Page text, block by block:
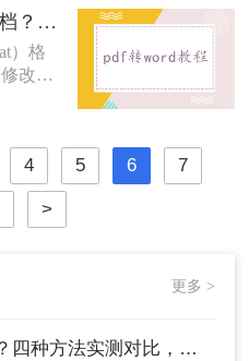
档中
么原
是一
PDF
享一
任
怎么免费把pdf转为word文档？这三种方法快来看看！
）格
改的
下，
Word
么免
介绍
的方
。
4 5 6 7
>
更多 >
测对比，附各场景最优选！